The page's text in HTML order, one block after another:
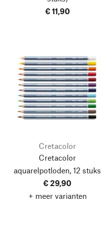
€ 11,90
Cretacolor
Cretacolor
aquarelpotloden, 12 stuks
€ 29,90
+ meer varianten